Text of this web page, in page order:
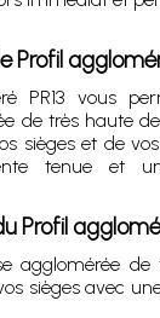
Profil
PR13 vous
de très haute
sièges et de
tenue et
Profil
agglomérée de
sièges avec